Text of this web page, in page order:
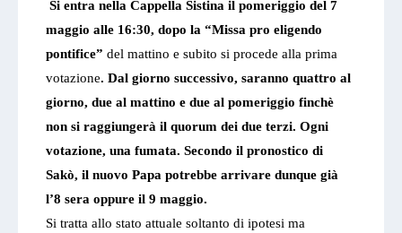
Si entra nella Cappella Sistina il pomeriggio del 7
maggio alle 16:30, dopo la “Missa pro eligendo
pontifice” del mattino e subito si procede alla prima
votazione. Dal giorno successivo, saranno quattro al
giorno, due al mattino e due al pomeriggio finchè
non si raggiungerà il quorum dei due terzi. Ogni
votazione, una fumata. Secondo il pronostico di
Sakò, il nuovo Papa potrebbe arrivare dunque già
l’8 sera oppure il 9 maggio.
Si tratta allo stato attuale soltanto di ipotesi ma